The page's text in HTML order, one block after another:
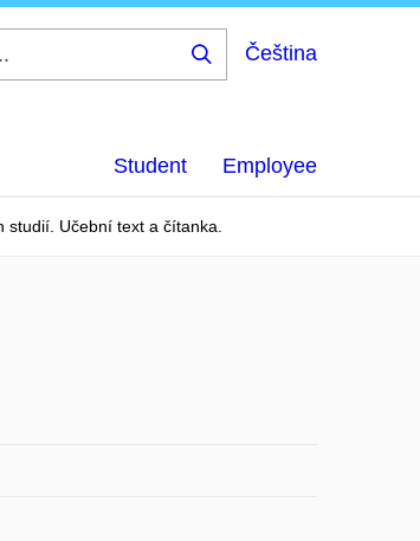
Čeština
Student Employee
studií. Učební text a čítanka.